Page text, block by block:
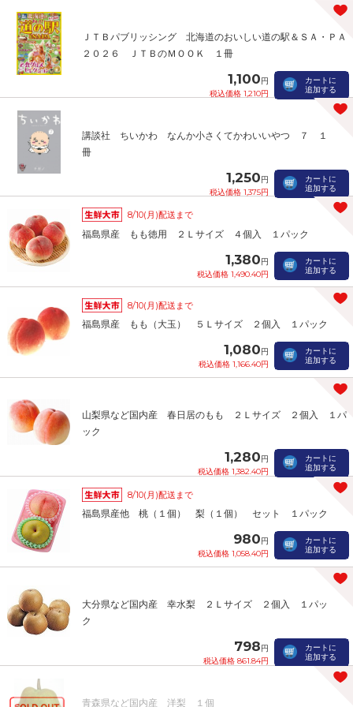
ＪＴＢパブリッシング 北海道のおいしい道の駅＆ＳＡ・ＰＡ
２０２６ ＪＴＢのＭＯＯＫ １冊
1,100円
税込価格 1,210円
カートに
追加する
講談社 ちいかわ なんか小さくてかわいいやつ ７ １
冊
1,250円
税込価格 1,375円
カートに
追加する
8/10(月)配送まで
福島県産 もも徳用 ２Ｌサイズ ４個入 １パック
1,380円
税込価格 1,490.40円
カートに
追加する
8/10(月)配送まで
福島県産 もも（大玉） ５Ｌサイズ ２個入 １パック
1,080円
税込価格 1,166.40円
カートに
追加する
山梨県など国内産 春日居のもも ２Ｌサイズ ２個入 １パ
ック
1,280円
税込価格 1,382.40円
カートに
追加する
8/10(月)配送まで
福島県産他 桃（１個） 梨（１個） セット １パック
980円
税込価格 1,058.40円
カートに
追加する
大分県など国内産 幸水梨 ２Ｌサイズ ２個入 １パッ
ク
798円
税込価格 861.84円
カートに
追加する
青森県など国内産 洋梨 １個